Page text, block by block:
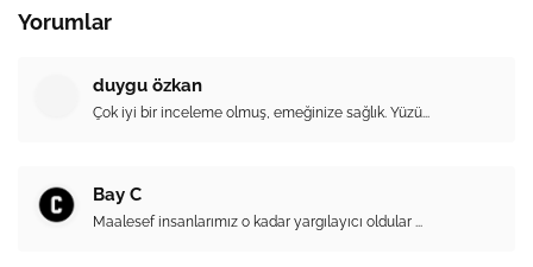
Yorumlar
duygu özkan
Çok iyi bir inceleme olmuş, emeğinize sağlık. Yüzü...
Bay C
Maalesef insanlarımız o kadar yargılayıcı oldular ...